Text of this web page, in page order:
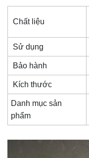
Chất liệu
Sử dụng
Bảo hành
Kích thước
Danh mục sản
phẩm